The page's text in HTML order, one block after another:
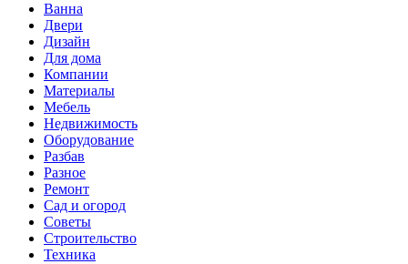
Ванна
Двери
Дизайн
Для дома
Компании
Материалы
Мебель
Недвижимость
Оборудование
Разбав
Разное
Ремонт
Сад и огород
Советы
Строительство
Техника